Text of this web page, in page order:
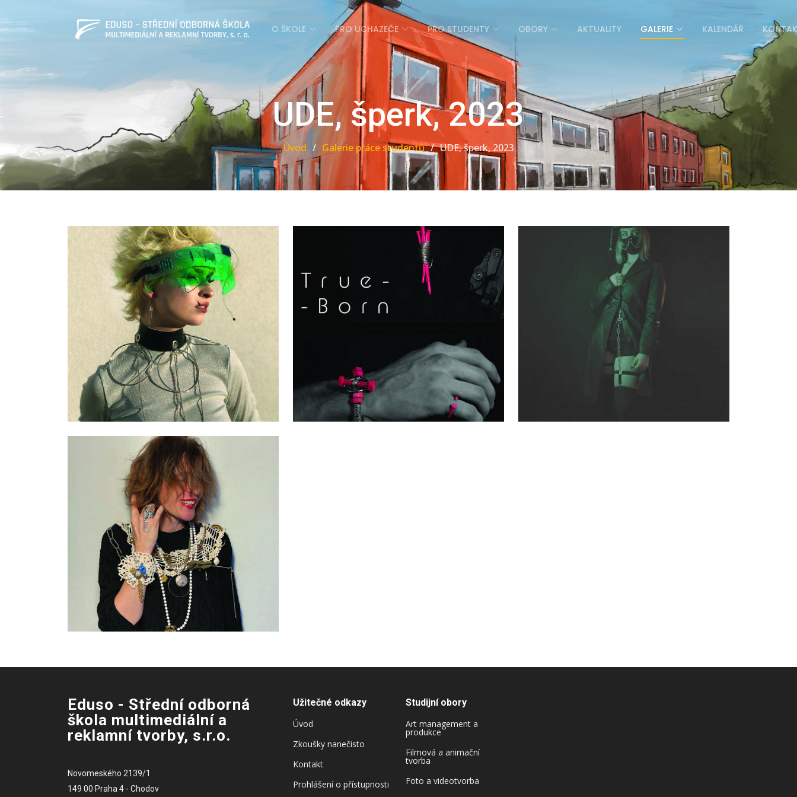
O ŠKOLE PRO UCHAZEČE PRO STUDENTY OBORY AKTUALITY GALERIE KALENDÁŘ
UDE, šperk, 2023
Úvod Galerie práce studentů UDE, šperk, 2023
Eduso - Střední odborná
škola multimediální a
reklamní tvorby, s.r.o.
Novomeského 2139/1
149 00 Praha 4 - Chodov
Užitečné odkazy
Úvod
Zkoušky nanečisto
Kontakt
Prohlášení o přístupnosti
Studijní obory
Art management a
produkce
Filmová a animační
tvorba
Foto a videotvorba